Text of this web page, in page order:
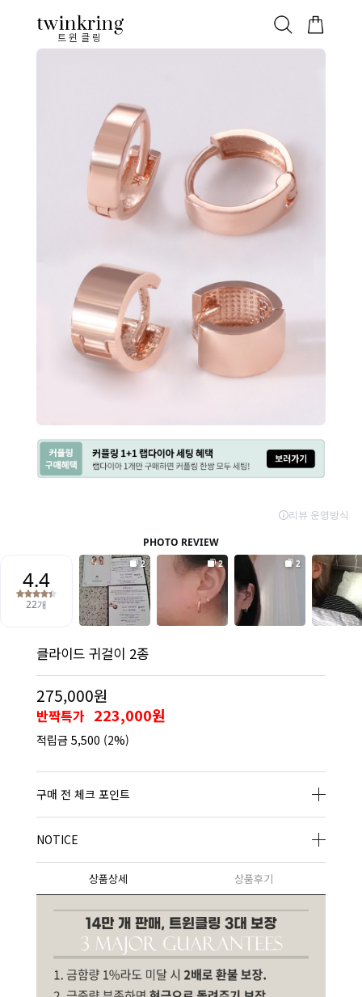
트윈클링
ALL 베스트 안쪽막음 웨딩/다이아 가드링/반지
클라이드 귀걸이 2종
275,000원
반짝특가 223,000원
적립금 5,500 (2%)
구매 전 체크 포인트
NOTICE
상품상세 상품후기